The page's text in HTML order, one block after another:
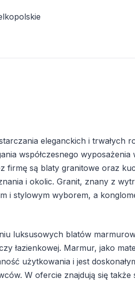
eleganckich i trwałych
współczesnego wyposażenia
są blaty granitowe oraz
i okolic. Granit, znany z
i stylowym wyborem, a
luksusowych blatów
łazienkowej. Marmur, jako
użytkowania i jest
W ofercie znajdują się także